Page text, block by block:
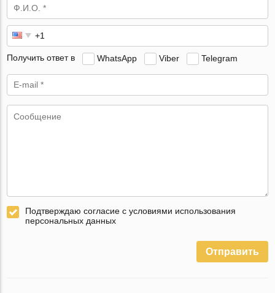
Получить ответ в WhatsApp Viber Telegram
Подтверждаю согласие с условиями использования
персональных данных
Отправить